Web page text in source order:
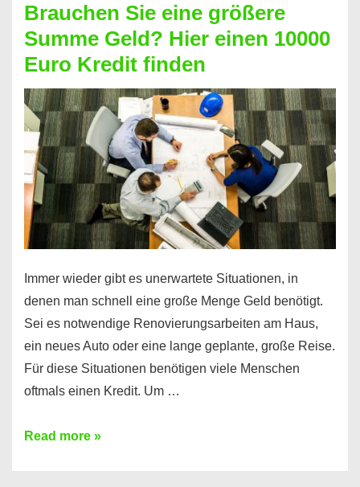
Geht
das
überhaupt?
Na
klar!
Brauchen Sie eine größere
Summe Geld? Hier einen 10000
Euro Kredit finden
Immer wieder gibt es unerwartete Situationen, in
denen man schnell eine große Menge Geld benötigt.
Sei es notwendige Renovierungsarbeiten am Haus,
ein neues Auto oder eine lange geplante, große Reise.
Für diese Situationen benötigen viele Menschen
oftmals einen Kredit. Um …
Brauchen
Read more »